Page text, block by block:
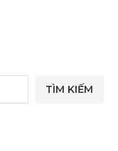
TÌM KIẾM